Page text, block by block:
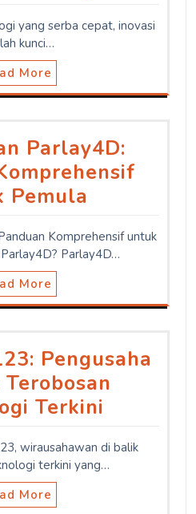
yang serba cepat, inovasi
kunci…
More
Parlay4D:
Pemula
Komprehensif untuk
Parlay4D…
More
Pengusaha
Terkini
wirausahawan di balik
terkini yang…
More